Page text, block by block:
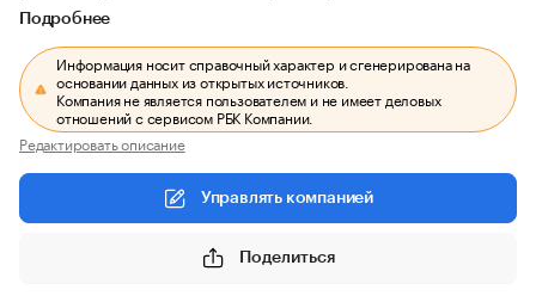
Подробнее
Информация носит справочный характер и сгенерирована на
основании данных из открытых источников.
Компания не является пользователем и не имеет деловых
отношений с сервисом РБК Компании.
Редактировать описание
Управлять компанией
Поделиться